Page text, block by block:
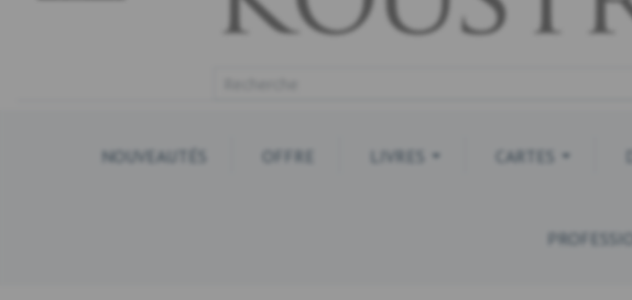
NOUVEAUTÉS OFFRE LIVRES CARTES